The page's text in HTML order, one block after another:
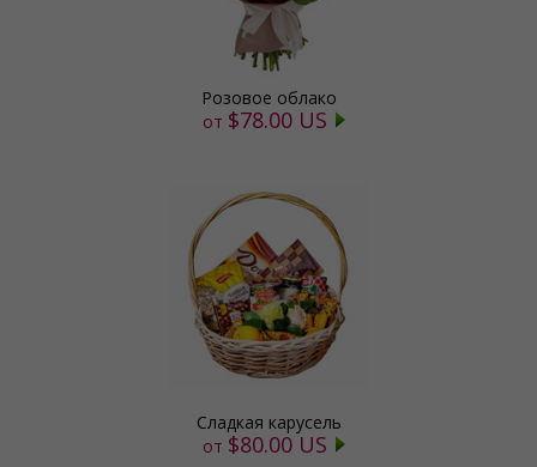
Розовое облако
от $78.00 US
Сладкая карусель
от $80.00 US